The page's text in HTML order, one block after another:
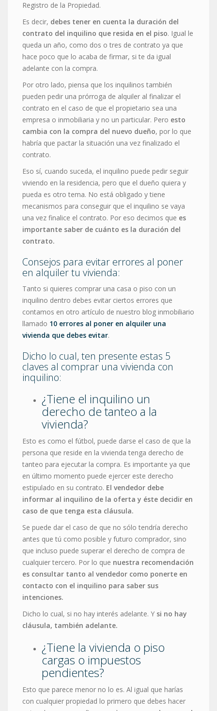
Registro de la Propiedad.
Es decir, debes tener en cuenta la duración del
contrato del inquilino que resida en el piso. Igual le
queda un año, como dos o tres de contrato ya que
hace poco que lo acaba de firmar, si te da igual
adelante con la compra.
Por otro lado, piensa que los inquilinos también
pueden pedir una prórroga de alquiler al finalizar el
contrato en el caso de que el propietario sea una
empresa o inmobiliaria y no un particular. Pero esto
cambia con la compra del nuevo dueño, por lo que
habría que pactar la situación una vez finalizado el
contrato.
Eso sí, cuando suceda, el inquilino puede pedir seguir
viviendo en la residencia, pero que el dueño quiera y
pueda es otro tema. No está obligado y tiene
mecanismos para conseguir que el inquilino se vaya
una vez finalice el contrato. Por eso decimos que es
importante saber de cuánto es la duración del
contrato.
Consejos para evitar errores al poner
en alquiler tu vivienda:
Tanto si quieres comprar una casa o piso con un
inquilino dentro debes evitar ciertos errores que
contamos en otro artículo de nuestro blog inmobiliario
llamado 10 errores al poner en alquiler una
vivienda que debes evitar.
Dicho lo cual, ten presente estas 5
claves al comprar una vivienda con
inquilino:
¿Tiene el inquilino un
derecho de tanteo a la
vivienda?
Esto es como el fútbol, puede darse el caso de que la
persona que reside en la vivienda tenga derecho de
tanteo para ejecutar la compra. Es importante ya que
en último momento puede ejercer este derecho
estipulado en su contrato. El vendedor debe
informar al inquilino de la oferta y éste decidir en
caso de que tenga esta cláusula.
Se puede dar el caso de que no sólo tendría derecho
antes que tú como posible y futuro comprador, sino
que incluso puede superar el derecho de compra de
cualquier tercero. Por lo que nuestra recomendación
es consultar tanto al vendedor como ponerte en
contacto con el inquilino para saber sus
intenciones.
Dicho lo cual, si no hay interés adelante. Y si no hay
cláusula, también adelante.
¿Tiene la vivienda o piso
cargas o impuestos
pendientes?
Esto que parece menor no lo es. Al igual que harías
con cualquier propiedad lo primero que debes hacer